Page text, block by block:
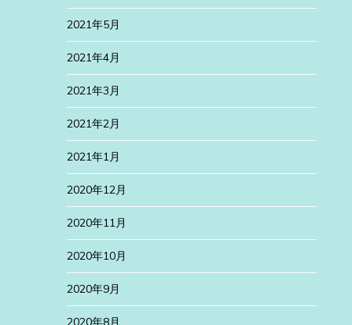
2021年5月
2021年4月
2021年3月
2021年2月
2021年1月
2020年12月
2020年11月
2020年10月
2020年9月
2020年8月